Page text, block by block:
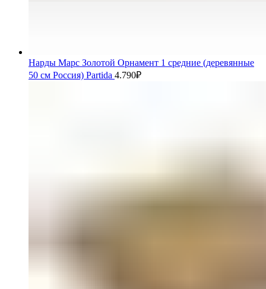
Нарды Марс Золотой Орнамент 1 средние (деревянные
50 см Россия) Partida 4.790₽